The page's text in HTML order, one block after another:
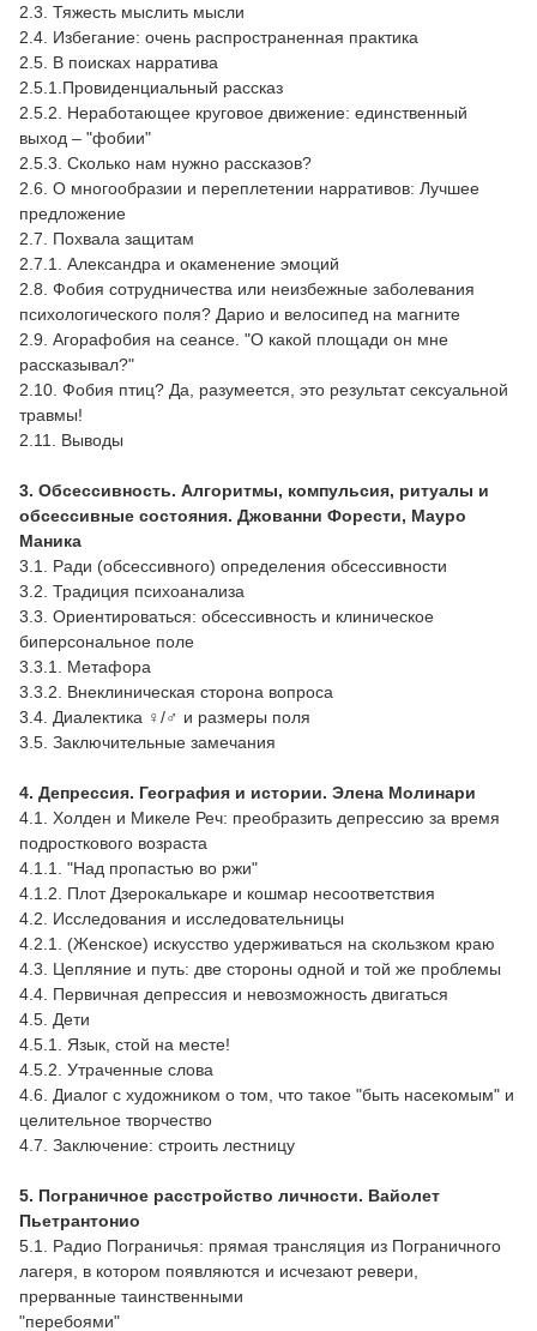
2.3. Тяжесть мыслить мысли
2.4. Избегание: очень распространенная практика
2.5. В поисках нарратива
2.5.1.Провиденциальный рассказ
2.5.2. Неработающее круговое движение: единственный
выход – "фобии"
2.5.3. Сколько нам нужно рассказов?
2.6. О многообразии и переплетении нарративов: Лучшее
предложение
2.7. Похвала защитам
2.7.1. Александра и окаменение эмоций
2.8. Фобия сотрудничества или неизбежные заболевания
психологического поля? Дарио и велосипед на магните
2.9. Агорафобия на сеансе. "О какой площади он мне
рассказывал?"
2.10. Фобия птиц? Да, разумеется, это результат сексуальной
травмы!
2.11. Выводы
3. Обсессивность. Алгоритмы, компульсия, ритуалы и
обсессивные состояния. Джованни Форести, Мауро
Маника
3.1. Ради (обсессивного) определения обсессивности
3.2. Традиция психоанализа
3.3. Ориентироваться: обсессивность и клиническое
биперсональное поле
3.3.1. Метафора
3.3.2. Внеклиническая сторона вопроса
3.4. Диалектика ♀/♂ и размеры поля
3.5. Заключительные замечания
4. Депрессия. География и истории. Элена Молинари
4.1. Холден и Микеле Реч: преобразить депрессию за время
подросткового возраста
4.1.1. "Над пропастью во ржи"
4.1.2. Плот Дзерокалькаре и кошмар несоответствия
4.2. Исследования и исследовательницы
4.2.1. (Женское) искусство удерживаться на скользком краю
4.3. Цепляние и путь: две стороны одной и той же проблемы
4.4. Первичная депрессия и невозможность двигаться
4.5. Дети
4.5.1. Язык, стой на месте!
4.5.2. Утраченные слова
4.6. Диалог с художником о том, что такое "быть насекомым" и
целительное творчество
4.7. Заключение: строить лестницу
5. Пограничное расстройство личности. Вайолет
Пьетрантонио
5.1. Радио Пограничья: прямая трансляция из Пограничного
лагеря, в котором появляются и исчезают ревери,
прерванные таинственными
"перебоями"